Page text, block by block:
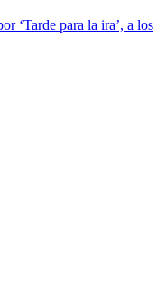
‘Tarde para la ira’, a los